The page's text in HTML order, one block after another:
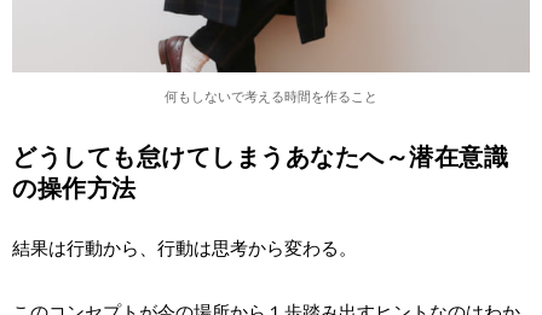
何もしないで考える時間を作ること
どうしても怠けてしまうあなたへ～潜在意識
の操作方法
結果は行動から、行動は思考から変わる。